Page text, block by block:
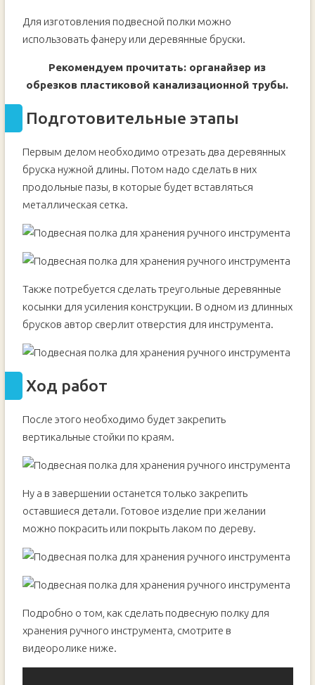
Для изготовления подвесной полки можно
использовать фанеру или деревянные бруски.
Рекомендуем прочитать: органайзер из
обрезков пластиковой канализационной трубы.
Подготовительные этапы
Первым делом необходимо отрезать два деревянных
бруска нужной длины. Потом надо сделать в них
продольные пазы, в которые будет вставляться
металлическая сетка.
Также потребуется сделать треугольные деревянные
косынки для усиления конструкции. В одном из длинных
брусков автор сверлит отверстия для инструмента.
Ход работ
После этого необходимо будет закрепить
вертикальные стойки по краям.
Ну а в завершении останется только закрепить
оставшиеся детали. Готовое изделие при желании
можно покрасить или покрыть лаком по дереву.
Подробно о том, как сделать подвесную полку для
хранения ручного инструмента, смотрите в
видеоролике ниже.